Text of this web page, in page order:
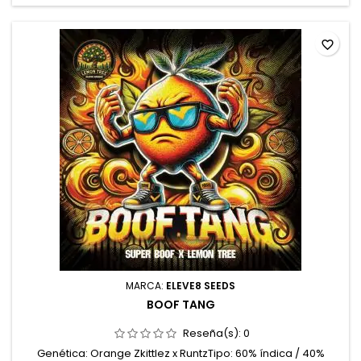
MARCA: ELEVE8 SEEDS
BOOF TANG
Reseña(s): 0
Genética: Orange Zkittlez x RuntzTipo: 60% índica / 40%
favorite_border